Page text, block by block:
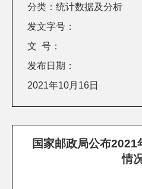
分类：统计数据及分析
发文字号：
文 号：
发布日期：
2021年10月16日
国家邮政局公布
情